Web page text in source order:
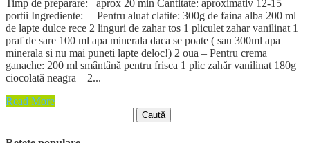
Timp de preparare: aprox 20 min Cantitate: aproximativ 12-15
portii Ingrediente: – Pentru aluat clatite: 300g de faina alba 200 ml
de lapte dulce rece 2 linguri de zahar tos 1 pliculet zahar vanilinat 1
praf de sare 100 ml apa minerala daca se poate ( sau 300ml apa
minerala si nu mai puneti lapte deloc!) 2 oua – Pentru crema
ganache: 200 ml smântână pentru frisca 1 plic zahăr vanilinat 180g
ciocolată neagra – 2...
Read More
după: